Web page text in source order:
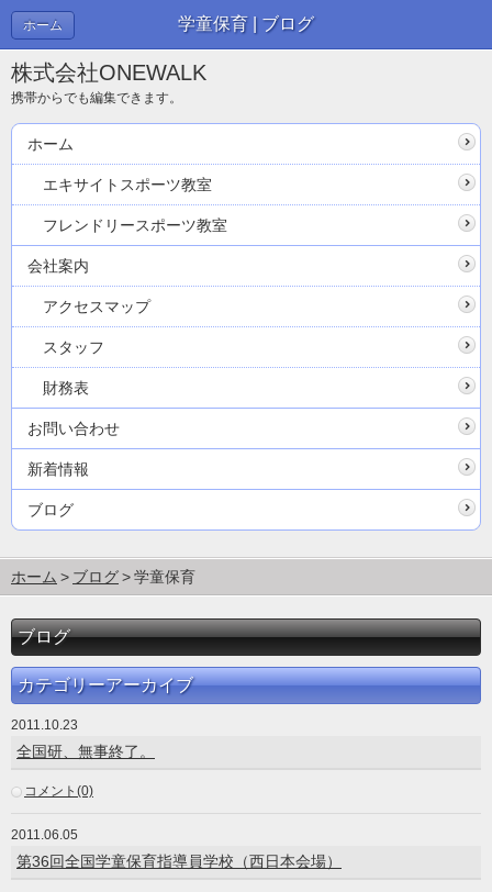
学童保育 | ブログ
ホーム
株式会社ONEWALK
携帯からでも編集できます。
ホーム
エキサイトスポーツ教室
フレンドリースポーツ教室
会社案内
アクセスマップ
スタッフ
財務表
お問い合わせ
新着情報
ブログ
ホーム ブログ 学童保育
ブログ
カテゴリーアーカイブ
2011.10.23
全国研、無事終了。
コメント(0)
2011.06.05
第36回全国学童保育指導員学校（西日本会場）